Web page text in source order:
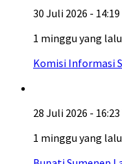
30 Juli 2026 - 14:19
1 minggu yang lalu
Komisi Informasi
28 Juli 2026 -
1 minggu yang lalu